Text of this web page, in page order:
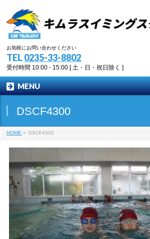
お気軽にお問い合わせください
TEL 0235-33-8802
受付時間 10:00 - 15:00 [ 土・日・祝日除く ]
MENU
DSCF4300
HOME » DSCF4300